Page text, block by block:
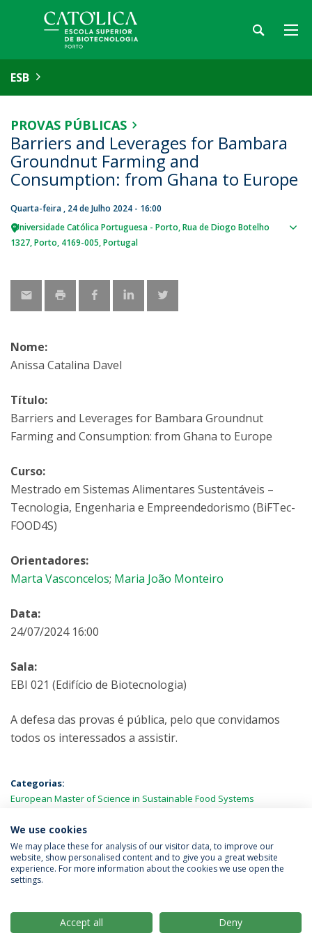
ESB
PROVAS PÚBLICAS
Barriers and Leverages for Bambara
Groundnut Farming and
Consumption: from Ghana to Europe
Quarta-feira , 24 de Julho 2024 - 16:00
Universidade Católica Portuguesa - Porto Rua de Diogo Botelho
1327 Porto 4169-005 Portugal
Nome:
Anissa Catalina Davel
Título:
Barriers and Leverages for Bambara Groundnut
Farming and Consumption: from Ghana to Europe
Curso:
Mestrado em Sistemas Alimentares Sustentáveis –
Tecnologia, Engenharia e Empreendedorismo (BiFTec-
FOOD4S)
Orientadores:
Marta Vasconcelos; Maria João Monteiro
Data:
24/07/2024 16:00
Sala:
EBI 021 (Edifício de Biotecnologia)
A defesa das provas é pública, pelo que convidamos
todos os interessados a assistir.
Categorias:
European Master of Science in Sustainable Food Systems
Públicas
Política de Privacidade
Termos & Condições
We use cookies
We may place these for analysis of our visitor data, to improve our
website, show personalised content and to give you a great website
experience. For more information about the cookies we use open the
settings.
Accept all Deny